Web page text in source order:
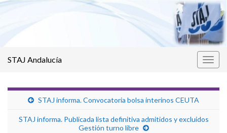
STAJ Andalucía
STAJ informa. Convocatoria bolsa interinos CEUTA
STAJ informa. Publicada lista definitiva admitidos y excluidos
Gestión turno libre